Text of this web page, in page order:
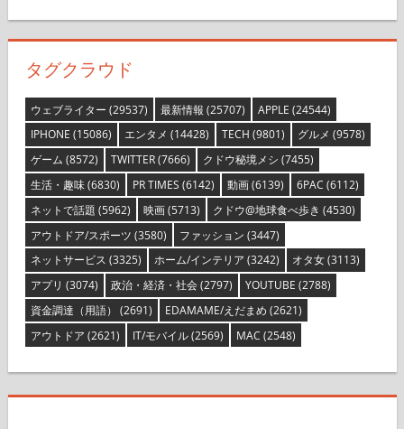
タグクラウド
ウェブライター (29537) 最新情報 (25707) APPLE (24544)
IPHONE (15086) エンタメ (14428) TECH (9801) グルメ (9578)
ゲーム (8572) TWITTER(7666) クドウ秘境メシ (7455)
生活・趣味(6830) PR TIMES (6142) 動画(6139) 6PAC (6112)
ネットで話題 (5962) 映画(5713) クドウ@地球食べ歩き (4530)
アウトドア/スポーツ (3580) ファッション (3447)
ネットサービス (3325) ホーム/インテリア (3242) オタ女(3113)
アプリ (3074) 政治・経済・社会(2797) YOUTUBE (2788)
資金調達（用語） (2691) EDAMAME/えだまめ (2621)
アウトドア (2621) IT/モバイル(2569) MAC (2548)